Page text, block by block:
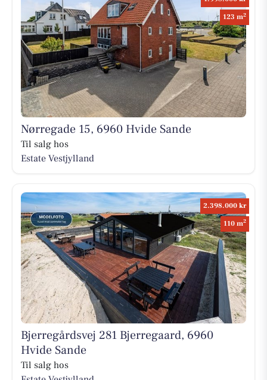
123 m2
Nørregade 15, 6960 Hvide Sande
Til salg hos
Estate Vestjylland
2.398.000 kr
110 m2
Bjerregårdsvej 281 Bjerregaard, 6960
Hvide Sande
Til salg hos